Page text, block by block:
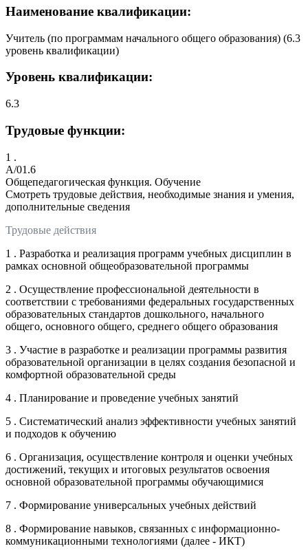
Наименование квалификации:
Учитель (по программам начального общего образования) (6.3
уровень квалификации)
Уровень квалификации:
6.3
Трудовые функции:
1 .
A/01.6
Общепедагогическая функция. Обучение
Смотреть трудовые действия, необходимые знания и умения,
дополнительные сведения
Трудовые действия
1 . Разработка и реализация программ учебных дисциплин в
рамках основной общеобразовательной программы
2 . Осуществление профессиональной деятельности в
соответствии с требованиями федеральных государственных
образовательных стандартов дошкольного, начального
общего, основного общего, среднего общего образования
3 . Участие в разработке и реализации программы развития
образовательной организации в целях создания безопасной и
комфортной образовательной среды
4 . Планирование и проведение учебных занятий
5 . Систематический анализ эффективности учебных занятий
и подходов к обучению
6 . Организация, осуществление контроля и оценки учебных
достижений, текущих и итоговых результатов освоения
основной образовательной программы обучающимися
7 . Формирование универсальных учебных действий
8 . Формирование навыков, связанных с информационно-
коммуникационными технологиями (далее - ИКТ)